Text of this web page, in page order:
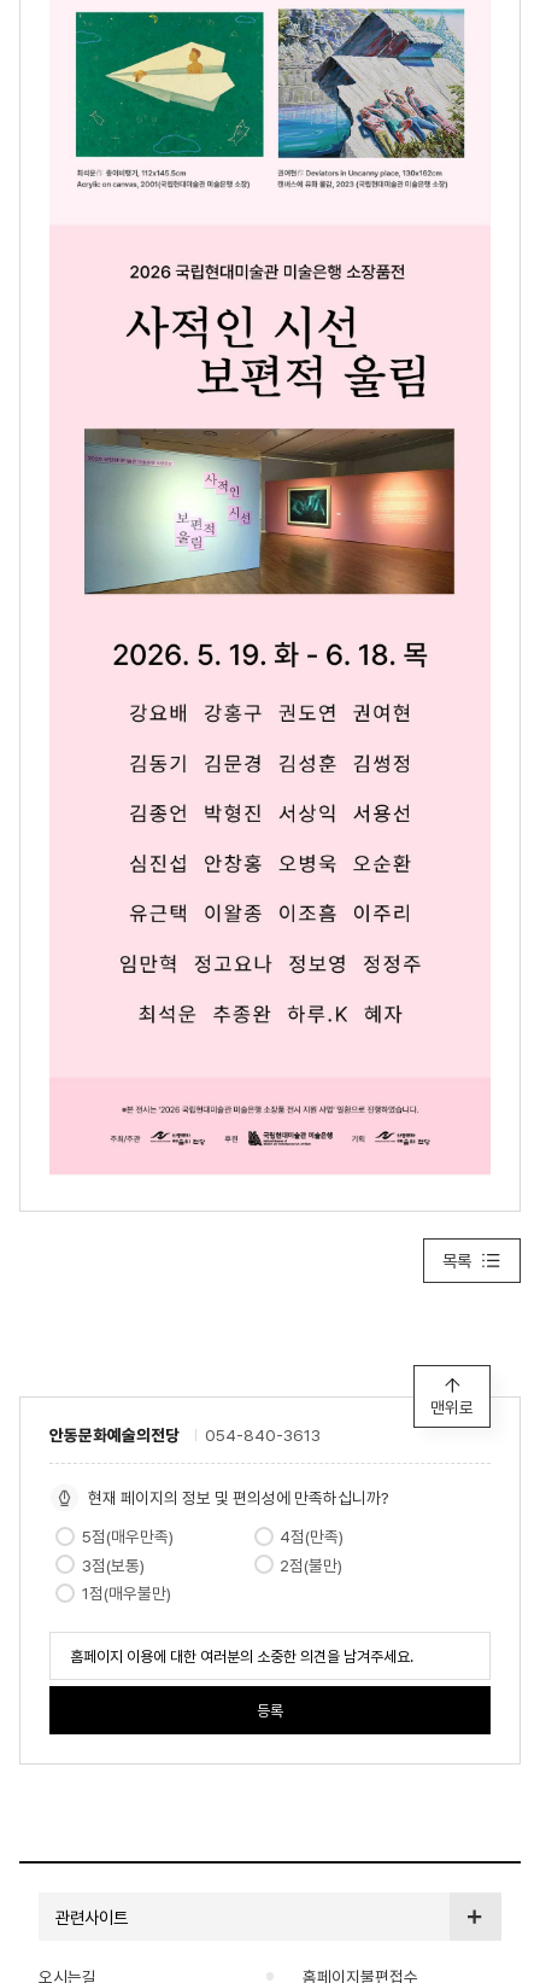
목록
안동문화예술의전당 054-840-3613
맨위로
현재 페이지의 정보 및 편의성에 만족하십니까?
5점(매우만족)
4점(만족)
3점(보통)
2점(불만)
1점(매우불만)
관련사이트
오시는길 홈페이지불편접수